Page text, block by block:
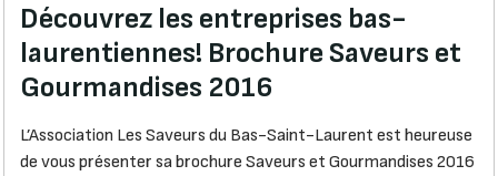
Découvrez les entreprises bas-
laurentiennes! Brochure Saveurs et
Gourmandises 2016
L’Association Les Saveurs du Bas-Saint-Laurent est heureuse
de vous présenter sa brochure Saveurs et Gourmandises 2016